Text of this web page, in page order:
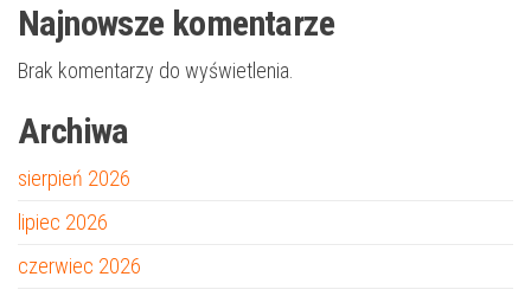
Najnowsze komentarze
Brak komentarzy do wyświetlenia.
Archiwa
sierpień 2026
lipiec 2026
czerwiec 2026